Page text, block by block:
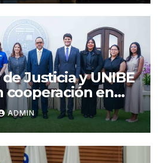
Justicia y UNIBE
cooperación en
Humanos
ADMIN